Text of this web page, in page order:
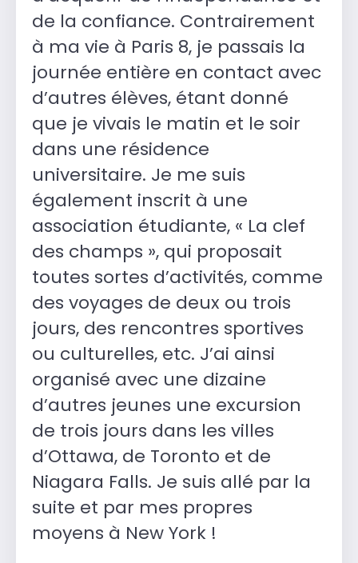
de la confiance. Contrairement
à ma vie à Paris 8, je passais la
journée entière en contact avec
d’autres élèves, étant donné
que je vivais le matin et le soir
dans une résidence
universitaire. Je me suis
également inscrit à une
association étudiante, « La clef
des champs », qui proposait
toutes sortes d’activités, comme
des voyages de deux ou trois
jours, des rencontres sportives
ou culturelles, etc. J’ai ainsi
organisé avec une dizaine
d’autres jeunes une excursion
de trois jours dans les villes
d’Ottawa, de Toronto et de
Niagara Falls. Je suis allé par la
suite et par mes propres
moyens à New York !